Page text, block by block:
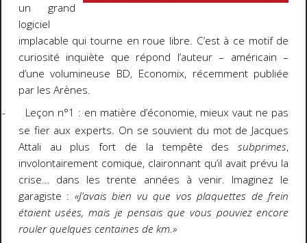
un grand
logiciel
implacable qui tourne en roue libre. C’est à ce motif de
curiosité inquiète que répond l’auteur – américain –
d’une volumineuse BD, Economix, récemment publiée
par les Arènes.
-
Leçon n°1 : en matière d’économie, mieux vaut ne pas
se fier aux experts. On se souvient du mot de Jacques
Attali au plus fort de la tempête dessubprimes,
involontairement comique, claironnant qu’il avait prévu la
crise… dans les trente années à venir. Imaginez le
garagiste : «J’avais bien vu que vos plaquettes de frein
étaient usées, mais je pensais que vous pouviez encore
rouler quelques centaines de km.»